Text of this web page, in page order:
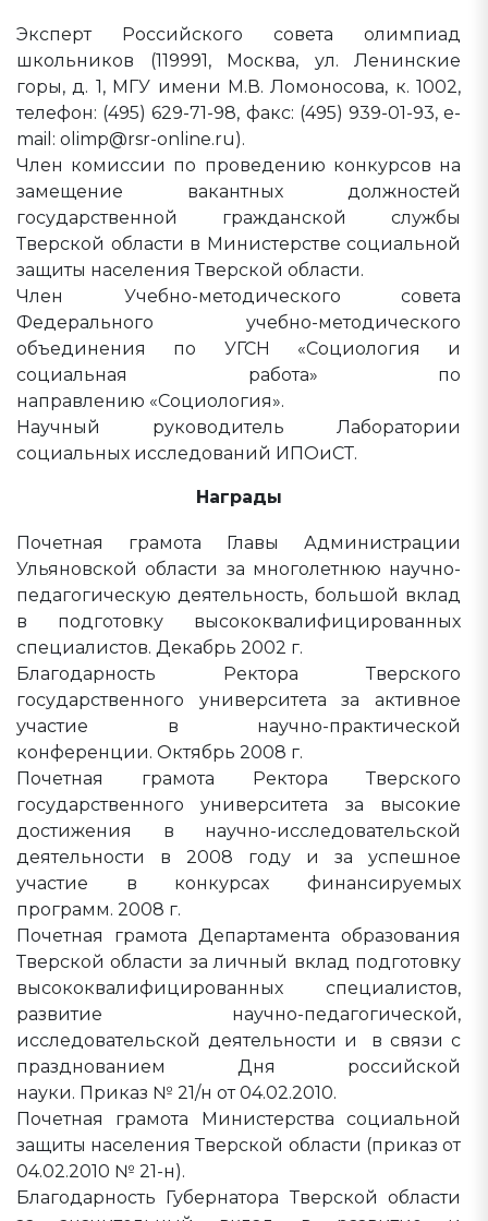
Эксперт Российского совета олимпиад
школьников (119991, Москва, ул. Ленинские
горы, д. 1, МГУ имени М.В. Ломоносова, к. 1002,
телефон: (495) 629-71-98, факс: (495) 939-01-93, e-
mail: olimp@rsr-online.ru).
Член комиссии по проведению конкурсов на
замещение вакантных должностей
государственной гражданской службы
Тверской области в Министерстве социальной
защиты населения Тверской области.
Член Учебно-методического совета
Федерального учебно-методического
объединения по УГСН «Социология и
социальная работа» по
направлению «Социология».
Научный руководитель Лаборатории
социальных исследований ИПОиСТ.
Награды
Почетная грамота Главы Администрации
Ульяновской области за многолетнюю научно-
педагогическую деятельность, большой вклад
в подготовку высококвалифицированных
специалистов. Декабрь 2002 г.
Благодарность Ректора Тверского
государственного университета за активное
участие в научно-практической
конференции. Октябрь 2008 г.
Почетная грамота Ректора Тверского
государственного университета за высокие
достижения в научно-исследовательской
деятельности в 2008 году и за успешное
участие в конкурсах финансируемых
программ. 2008 г.
Почетная грамота Департамента образования
Тверской области за личный вклад подготовку
высококвалифицированных специалистов,
развитие научно-педагогической,
исследовательской деятельности и в связи с
празднованием Дня российской
науки. Приказ № 21/н от 04.02.2010.
Почетная грамота Министерства социальной
защиты населения Тверской области (приказ от
04.02.2010 № 21-н).
Благодарность Губернатора Тверской области